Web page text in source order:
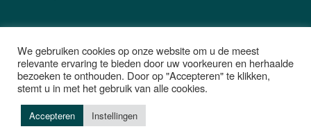
PRIVACYBELEID
We gebruiken cookies op onze website om u de meest
relevante ervaring te bieden door uw voorkeuren en herhaalde
bezoeken te onthouden. Door op "Accepteren" te klikken,
stemt u in met het gebruik van alle cookies.
Accepteren Instellingen